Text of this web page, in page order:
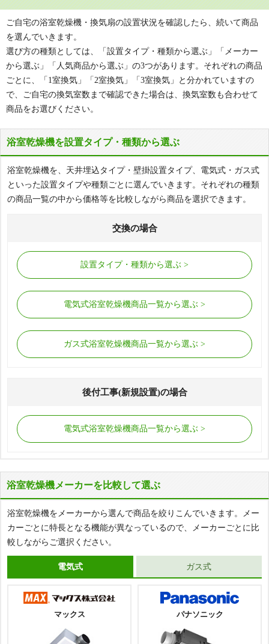
ご自宅の浴室乾燥機・換気扇の設置状況を確認したら、続いて商品
を選んでいきます。
選び方の種類としては、「設置タイプ・種類から選ぶ」「メーカー
から選ぶ」「人気商品から選ぶ」の3つがあります。それぞれの商品
ごとに、「1室換気」「2室換気」「3室換気」と分かれていますの
で、ご自宅の換気室数まで確認できた場合は、換気室数も合わせて
商品をお選びください。
浴室乾燥機を設置タイプ・種類から選ぶ
浴室乾燥機を、天井埋込タイプ・壁掛設置タイプ、電気式・ガス式
といった設置タイプや種類ごとに選んでいきます。それぞれの種類
の商品一覧の中から価格等を比較しながら商品を選択できます。
交換の場合
設置タイプ・種類から選ぶ
電気式浴室乾燥機商品一覧から選ぶ
ガス式浴室乾燥機商品一覧から選ぶ
後付工事(新規設置)の場合
電気式浴室乾燥機商品一覧から選ぶ
浴室乾燥機メーカーを比較して選ぶ
浴室乾燥機をメーカーから選んで商品を絞りこんでいきます。メー
カーごとに特長となる機能が異なっているので、メーカーごとに比
較しながらご選択ください。
電気式
マックス パナソニック
ガス式